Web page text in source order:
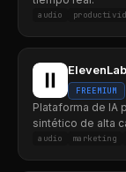
audio
FREEMIUM
Plataforma de IA
sintético de alta
audio marketing